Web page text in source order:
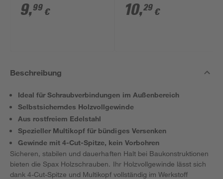
3,0 x 25 mm 100
Stück
9,99 €
3,0 x 20 mm 100
Stück
10,29 €
Beschreibung
Ideal für Schraubverbindungen im Außenbereich
Selbstsicherndes Holzvollgewinde
Aus rostfreiem Edelstahl
Spezieller Multikopf für bündiges Versenken
Gewinde mit 4-Cut-Spitze, kein Vorbohren
Sicheren, stabilen und dauerhaften Halt bei Baukonstruktionen
bieten die Spax Holzschrauben. Ihr Holzvollgewinde lässt sich
dank 4-Cut-Spitze und Multikopf vollständig im Werkstoff